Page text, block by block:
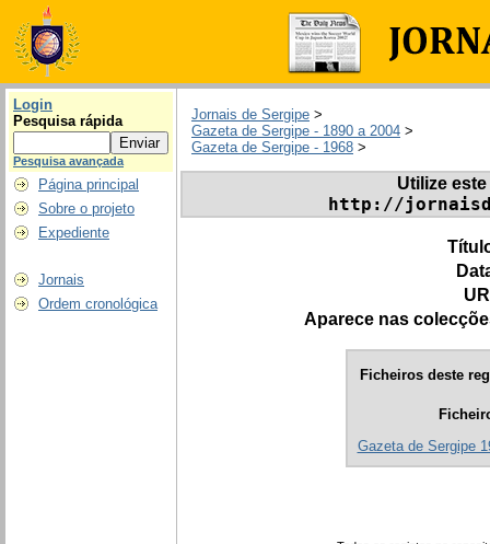
Login
Pesquisa rápida
Pesquisa avançada
Página principal
Sobre o projeto
Expediente
Jornais
Ordem cronológica
Jornais de Sergipe >
Gazeta de Sergipe - 1890 a 2004 >
Gazeta de Sergipe - 1968 >
Utilize
http://
Aparece nas
Ficheiros deste
Gazeta de Sergipe